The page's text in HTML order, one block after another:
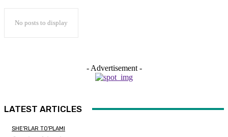
No posts to display
- Advertisement -
LATEST ARTICLES
SHE'RLAR TO'PLAMI